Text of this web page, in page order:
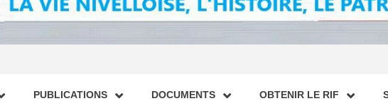
PUBLICATIONS DOCUMENTS OBTENIR LE RIF